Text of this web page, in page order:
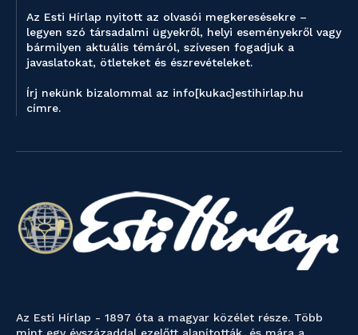
Az Esti Hírlap nyitott az olvasói megkeresésekre –
legyen szó társadalmi ügyekről, helyi eseményekről vagy
bármilyen aktuális témáról, szívesen fogadjuk a
javaslatokat, ötleteket és észrevételeket.
Írj nekünk bizalommal az info[kukac]estihirlap.hu
címre.
Az Esti Hírlap - 1897 óta a magyar közélet része. Több